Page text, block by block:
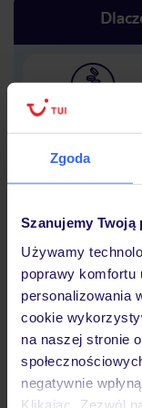
Zgoda
Szanujemy Twoją
Używamy
poprawy komfortu
personalizowania
cookie
na naszej stronie
negatywnie
Klikając „Zezwól
Lider niskich cen
Hotel
Opinie
Pokoje